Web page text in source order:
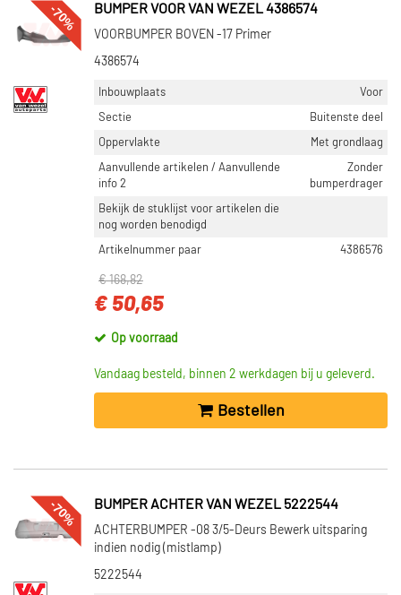
-70% BUMPER VOOR VAN WEZEL 4386574
VOORBUMPER BOVEN -17 Primer
4386574
Inbouwplaats
Voor
Sectie
Buitenste deel
Oppervlakte
Met grondlaag
Aanvullende artikelen / Aanvullende
info 2
Zonder
bumperdrager
Bekijk de stuklijst voor artikelen die
nog worden benodigd
Artikelnummer paar
4386576
€ 168,82
€ 50,65
Op voorraad
Vandaag besteld, binnen 2 werkdagen bij u geleverd.
Bestellen
-70% BUMPER ACHTER VAN WEZEL 5222544
ACHTERBUMPER -08 3/5-Deurs Bewerk uitsparing
indien nodig (mistlamp)
5222544